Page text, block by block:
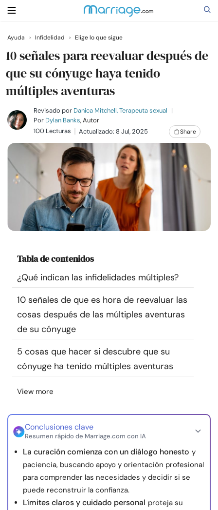
Buscar
Casarse
Relaciones
Familia
Ayuda
Cursos
Recursos
Comunidad
Encuentra un terapeuta
Idioma
Sobre nosotros Contáctanos Escríbenos
Publicidad con
nosotros
Ayuda › Infidelidad › Elige lo que sigue
10 señales para reevaluar después de
que su cónyuge haya tenido
múltiples aventuras
Revisado por Danica Mitchell, Terapeuta sexual |
Por Dylan Banks, Autor
100 Lecturas
Actualizado: 8 Jul, 2025 Share
Tabla de contenidos
¿Qué indican las infidelidades múltiples?
10 señales de que es hora de reevaluar las
cosas después de las múltiples aventuras
de su cónyuge
5 cosas que hacer si descubre que su
cónyuge ha tenido múltiples aventuras
View more
Conclusiones clave
Resumen rápido de Marriage.com con IA
La curación comienza con un diálogo honesto y
paciencia, buscando apoyo y orientación profesional
para comprender las necesidades y decidir si se
puede reconstruir la confianza.
Límites claros y cuidado personal proteja su